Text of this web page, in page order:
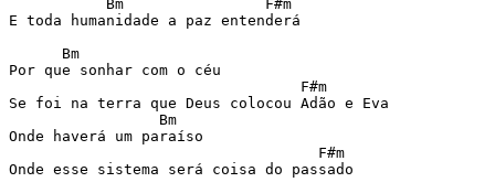
           Bm                F#m
E toda humanidade a paz entenderá
      Bm
Por que sonhar com o céu
Se foi na terra que Deus colocou Adão e Eva
                 Bm
Onde haverá um paraíso
Onde esse sistema será coisa do passado